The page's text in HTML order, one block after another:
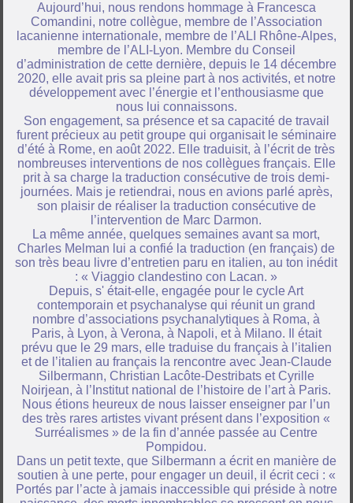
Aujourd’hui, nous rendons hommage à Francesca
Comandini, notre collègue, membre de l’Association
lacanienne internationale, membre de l’ALI Rhône-Alpes,
membre de l’ALI-Lyon. Membre du Conseil
d’administration de cette dernière, depuis le 14 décembre
2020, elle avait pris sa pleine part à nos activités, et notre
développement avec l’énergie et l’enthousiasme que
nous lui connaissons.
Son engagement, sa présence et sa capacité de travail
furent précieux au petit groupe qui organisait le séminaire
d’été à Rome, en août 2022. Elle traduisit, à l’écrit de très
nombreuses interventions de nos collègues français. Elle
prit à sa charge la traduction consécutive de trois demi-
journées. Mais je retiendrai, nous en avions parlé après,
son plaisir de réaliser la traduction consécutive de
l’intervention de Marc Darmon.
La même année, quelques semaines avant sa mort,
Charles Melman lui a confié la traduction (en français) de
son très beau livre d’entretien paru en italien, au ton inédit
: « Viaggio clandestino con Lacan. »
Depuis, s' était-elle, engagée pour le cycle Art
contemporain et psychanalyse qui réunit un grand
nombre d’associations psychanalytiques à Roma, à
Paris, à Lyon, à Verona, à Napoli, et à Milano. Il était
prévu que le 29 mars, elle traduise du français à l’italien
et de l’italien au français la rencontre avec Jean-Claude
Silbermann, Christian Lacôte-Destribats et Cyrille
Noirjean, à l’Institut national de l’histoire de l’art à Paris.
Nous étions heureux de nous laisser enseigner par l’un
des très rares artistes vivant présent dans l’exposition «
Surréalismes » de la fin d’année passée au Centre
Pompidou.
Dans un petit texte, que Silbermann a écrit en manière de
soutien à une perte, pour engager un deuil, il écrit ceci : «
Portés par l’acte à jamais inaccessible qui préside à notre